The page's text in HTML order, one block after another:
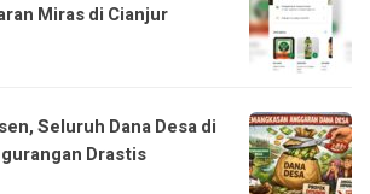
Miras di Cianjur
Seluruh Dana Desa di
Drastis